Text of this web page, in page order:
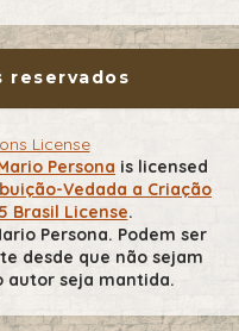
reservados
Persona is licensed
Vedada a Criação
Brasil License.
Persona. Podem ser
desde que não sejam
autor seja mantida.